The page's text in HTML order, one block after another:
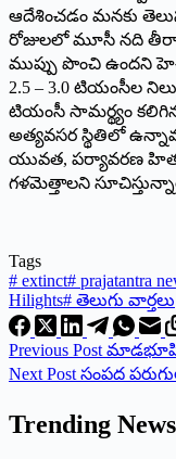
ఆదేశించడం మనకు
రోజులలో మూసీ నది తీరాన
ముప్పు పొంచి ఉందని
2.5 – 3.0 టియంసీల
‌టియంసీ సామర్థ్యం
అత్యవసర స్థితిలో
యువత, పర్యావరణ
గళమెత్తాలని
Tags
# extinct# prajatantra
Hilights# తెలుగు వార్తలు
Previous Post మాడభూషి
Next Post సంపద
Trending News